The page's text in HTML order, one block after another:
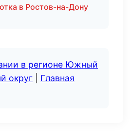
в Ростов-на-Дону
в регионе Южный
округ
Главная